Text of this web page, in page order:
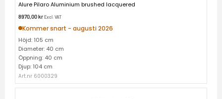
Alure Pilaro Aluminium brushed lacquered
8970,00krExcl. VAT
Kommer snart - augusti 2026
Höjd: 105 cm
Diameter: 40 cm
Öppning: 40 cm
Djup: 104 cm
Art.nr 6000329